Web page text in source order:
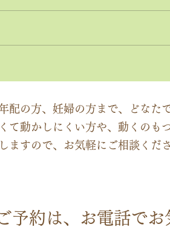
脳のコミュニケーションを円
配の方、妊婦の方まで、どなた
て動かしにくい方や、動くのも
ますので、お気軽にご相談くださ
予約は、お電話で